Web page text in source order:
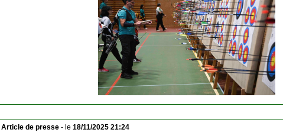
Article de presse - le 18/11/2025 21:24